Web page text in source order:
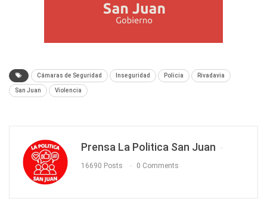
Cámaras de Seguridad Inseguridad Policia Rivadavia
San Juan Violencia
Prensa La Politica San Juan
16690 Posts 0 Comments